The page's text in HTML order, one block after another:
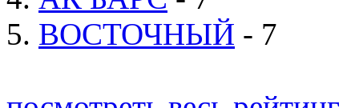
5. ВОСТОЧНЫЙ - 7